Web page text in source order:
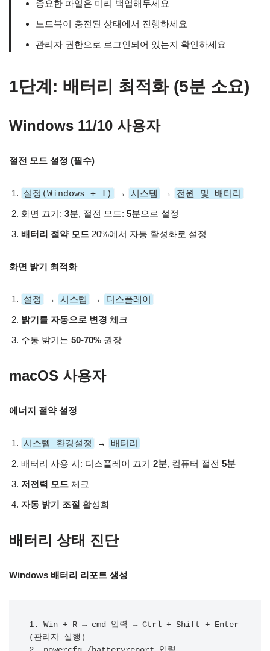
중요한 파일은 미리 백업해두세요
노트북이 충전된 상태에서 진행하세요
관리자 권한으로 로그인되어 있는지 확인하세요
1단계: 배터리 최적화 (5분 소요)
Windows 11/10 사용자
절전 모드 설정 (필수)
설정(Windows + I) → 시스템 → 전원 및 배터리
화면 끄기: 3분, 절전 모드: 5분으로 설정
배터리 절약 모드 20%에서 자동 활성화로 설정
화면 밝기 최적화
설정 → 시스템 → 디스플레이
밝기를 자동으로 변경 체크
수동 밝기는 50-70% 권장
macOS 사용자
에너지 절약 설정
시스템 환경설정 → 배터리
배터리 사용 시: 디스플레이 끄기 2분, 컴퓨터 절전 5분
저전력 모드 체크
자동 밝기 조절 활성화
배터리 상태 진단
Windows 배터리 리포트 생성
1. Win + R → cmd 입력 → Ctrl + Shift + Enter
(관리자 실행)